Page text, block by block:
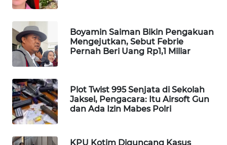
Boyamin Saiman Bikin Pengakuan
Mengejutkan, Sebut Febrie
Pernah Beri Uang Rp1,1 Miliar
Plot Twist 995 Senjata di Sekolah
Jaksel, Pengacara: Itu Airsoft Gun
dan Ada Izin Mabes Polri
KPU Kotim Diguncang Kasus
LPKKI
LKKI
KOPEKLIN
PORTAL
KONSUMEN
FORWAMKI